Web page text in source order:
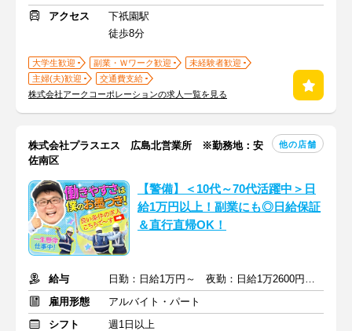
アクセス
下祇園駅
徒歩8分
大学生歓迎 副業・Ｗワーク歓迎
未経験者歓迎
主婦(夫)歓迎
交通費支給
株式会社アークコーポレーションの求人一覧を見る
株式会社プラスエス 広島北営業所 ※勤務地：安
佐南区
他の店舗
【警備】＜10代～70代活躍中＞日
給1万円以上！副業にも◎日給保証
＆直行直帰OK！
給与
日勤：日給1万円～ 夜勤：日給1万2600円～ ※交通費全額支給
雇用形態
アルバイト・パート
シフト
週1日以上